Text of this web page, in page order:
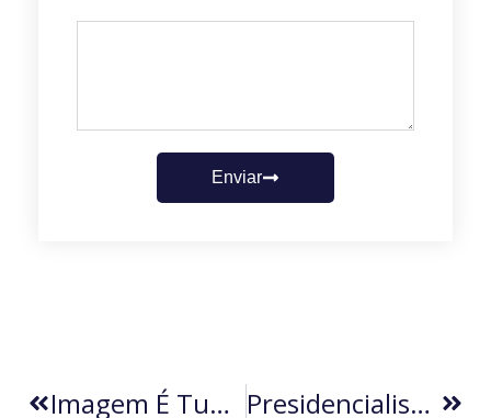
Enviar
Imagem É Tudo. E Muito Mais (por João Carlos Amaral) Presidencialismo Malabarista (por Edson De Oliveira Nunes)